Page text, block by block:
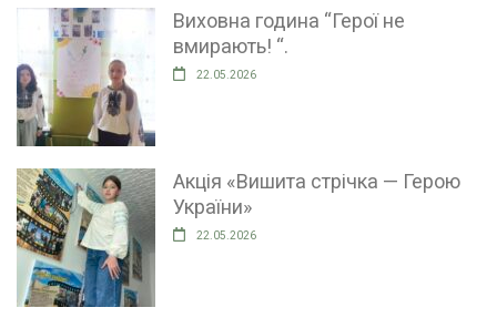
Виховна година “Герої не
вмирають! “.
22.05.2026
Акція «Вишита стрічка — Герою
України»
22.05.2026